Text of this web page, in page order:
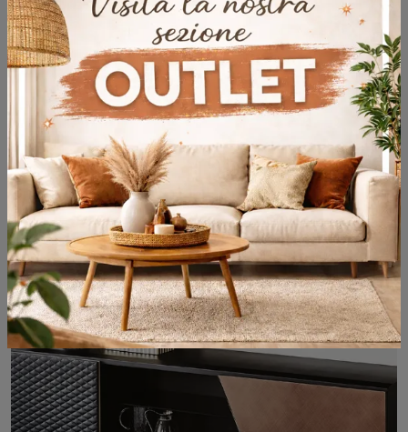
36e8 Glass 1406
Televizyon için bir mobilya mı arıyorsun? İşte sana modern alanlar için uygun Lago'un 36e8 Glass